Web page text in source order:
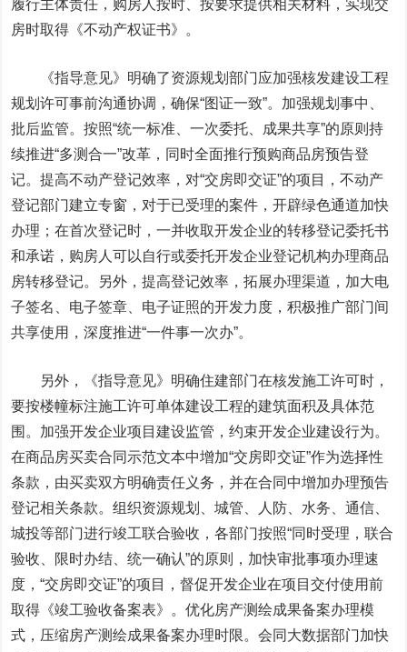
履行主体责任，购房人按时、按要求提供相关材料，实现交
房时取得《不动产权证书》。
《指导意见》明确了资源规划部门应加强核发建设工程
规划许可事前沟通协调，确保“图证一致”。加强规划事中、
批后监管。按照“统一标准、一次委托、成果共享”的原则持
续推进“多测合一”改革，同时全面推行预购商品房预告登
记。提高不动产登记效率，对“交房即交证”的项目，不动产
登记部门建立专窗，对于已受理的案件，开辟绿色通道加快
办理；在首次登记时，一并收取开发企业的转移登记委托书
和承诺，购房人可以自行或委托开发企业登记机构办理商品
房转移登记。另外，提高登记效率，拓展办理渠道，加大电
子签名、电子签章、电子证照的开发力度，积极推广部门间
共享使用，深度推进“一件事一次办”。
另外，《指导意见》明确住建部门在核发施工许可时，
要按楼幢标注施工许可单体建设工程的建筑面积及具体范
围。加强开发企业项目建设监管，约束开发企业建设行为。
在商品房买卖合同示范文本中增加“交房即交证”作为选择性
条款，由买卖双方明确责任义务，并在合同中增加办理预告
登记相关条款。组织资源规划、城管、人防、水务、通信、
城投等部门进行竣工联合验收，各部门按照“同时受理，联合
验收、限时办结、统一确认”的原则，加快审批事项办理速
度，“交房即交证”的项目，督促开发企业在项目交付使用前
取得《竣工验收备案表》。优化房产测绘成果备案办理模
式，压缩房产测绘成果备案办理时限。会同大数据部门加快